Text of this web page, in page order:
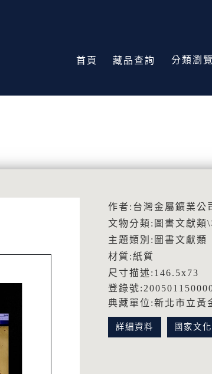
首頁 藏品查詢 分類瀏覽
作者:台灣金屬鑛業公
文物分類:圖書文獻類\
主題類別:圖書文獻類
材質:紙質
尺寸描述:146.5x73
登錄號
典藏單位:新北市立黃
詳細資料 國家文